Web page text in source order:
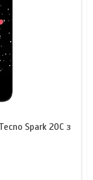
Spark 20C з